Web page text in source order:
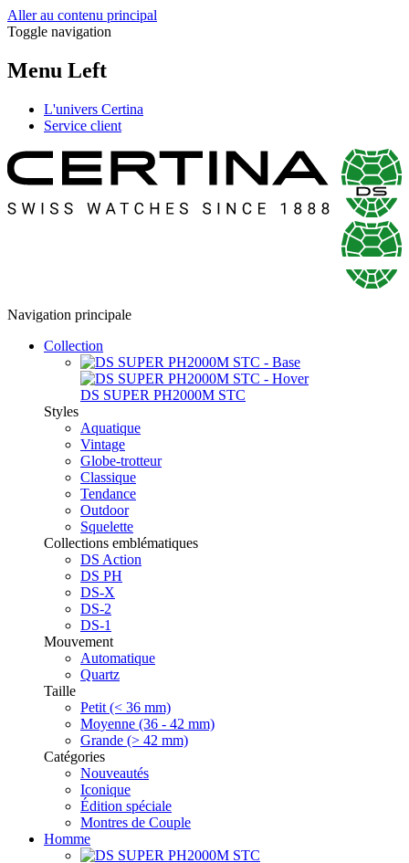
Aller au contenu principal
Toggle navigation
Menu Left
L'univers Certina
Service client
Navigation principale
Collection
DS SUPER PH2000M STC
Styles
Aquatique
Vintage
Globe-trotteur
Classique
Tendance
Outdoor
Squelette
Collections emblématiques
DS Action
DS PH
DS-X
DS-2
DS-1
Mouvement
Automatique
Quartz
Taille
Petit (< 36 mm)
Moyenne (36 - 42 mm)
Grande (> 42 mm)
Catégories
Nouveautés
Iconique
Édition spéciale
Montres de Couple
Homme